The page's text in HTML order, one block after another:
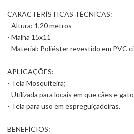
CARACTERÍSTICAS TÉCNICAS:
- Altura: 1,20 metros
- Malha 15x11
- Material: Poliéster revestido em PVC
APLICAÇÕES:
- Tela Mosquiteira;
- Utilizada para locais em que cães e
- Tela para uso em espreguiçadeiras.
BENEFÍCIOS: